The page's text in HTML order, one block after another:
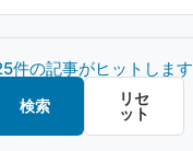
ス (32)
ダル (26)
ン (20)
(20)
件の記事がヒットします
検索
リセ
ット